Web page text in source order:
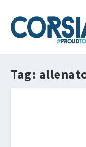
Tag: